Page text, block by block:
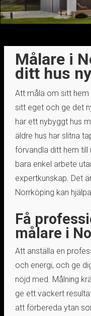
Målare i
ditt hus
Att måla om sitt
sitt eget och ge det
har ett nybyggt hus
äldre hus har slitna
förvandla ditt hem till
bara enkel arbete
expertkunskap. Det
Norrköping kan
Få
målare i
Att anställa en
och energi, och ge
nöjd med. Målning
ge ett vackert
att förbereda ytan